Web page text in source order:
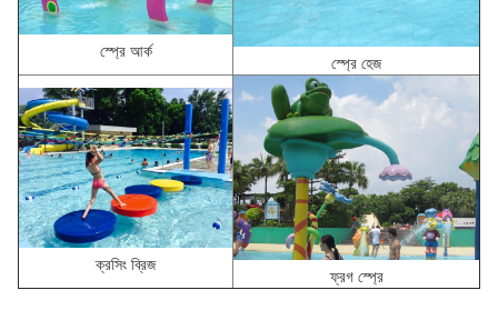
স্প্রে আর্ক
স্প্রে হেজ
ক্রসিং ব্রিজ
ফ্রগ স্প্রে